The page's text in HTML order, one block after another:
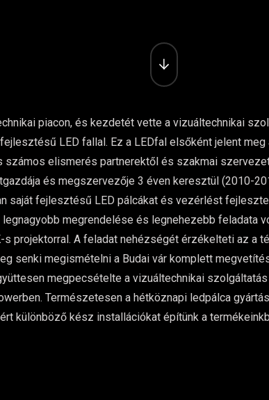
piacon, és kezdetét vette a vizuáltechnikai
LED fallal. Ez a LEDfal elsőként jelent
elismerés partnerektől és szakmai
és megszervezője 3 éven keresztül (2010-
saját fejlesztésű LED pálcákat és vezérlést
megrendelése és legnehezebb feladata
projektorral. A feladat nehézségét érzékelteti az a
senki megismételni a Budai vár komplett
megpecsételte a vizuáltechnikai
Természetesen a hétköznapi ledpálca
különböző kész installációkat építünk a